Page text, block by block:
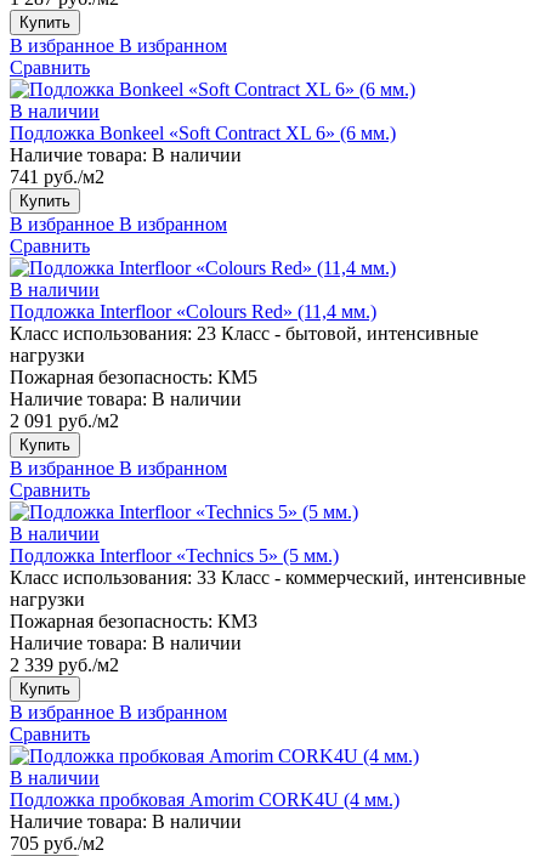
Купить
В избранное В избранном
Сравнить
В наличии
Подложка Bonkeel «Soft Contract XL 6» (6 мм.)
Наличие товара: В наличии
741 руб./м2
Купить
В избранное В избранном
Сравнить
В наличии
Подложка Interfloor «Colours Red» (11,4 мм.)
Класс использования: 23 Класс - бытовой, интенсивные
нагрузки
Пожарная безопасность: КМ5
Наличие товара: В наличии
2 091 руб./м2
Купить
В избранное В избранном
Сравнить
В наличии
Подложка Interfloor «Technics 5» (5 мм.)
Класс использования: 33 Класс - коммерческий, интенсивные
нагрузки
Пожарная безопасность: КМ3
Наличие товара: В наличии
2 339 руб./м2
Купить
В избранное В избранном
Сравнить
В наличии
Подложка пробковая Amorim CORK4U (4 мм.)
Наличие товара: В наличии
705 руб./м2